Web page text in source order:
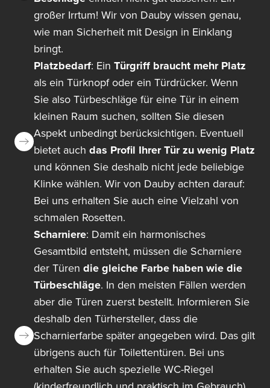
großer Irrtum! Wir von Dauby wissen genau,
wie man Sicherheit mit Design in Einklang
bringt.
Platzbedarf: Ein Türgriff braucht mehr Platz
als ein Türknopf oder ein Türdrücker. Wenn
Sie also Türbeschläge für eine Tür in einem
kleinen Raum suchen, sollten Sie diesen
Aspekt unbedingt berücksichtigen. Eventuell
bietet auch das Profil Ihrer Tür zu wenig Platz
und können Sie deshalb nicht jede beliebige
Klinke wählen. Wir von Dauby achten darauf:
Bei uns erhalten Sie auch eine Vielzahl von
schmalen Rosetten.
Scharniere: Damit ein harmonisches
Gesamtbild entsteht, müssen die Scharniere
der Türen die gleiche Farbe haben wie die
Türbeschläge. In den meisten Fällen werden
aber die Türen zuerst bestellt. Informieren Sie
deshalb den Türhersteller, dass die
Scharnierfarbe später angegeben wird. Das gilt
übrigens auch für Toilettentüren. Bei uns
erhalten Sie auch spezielle WC-Riegel